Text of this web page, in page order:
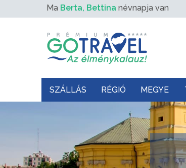
Ma Berta, Bettina névnapja van
SZÁLLÁS RÉGIÓ MEGYE